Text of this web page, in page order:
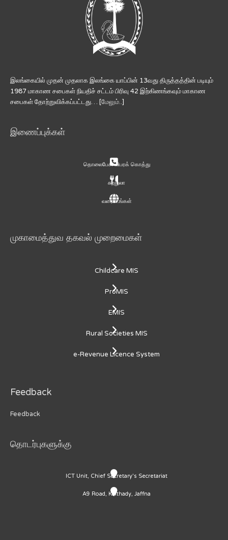
இலங்கையில் முதன் முதலாக இலங்கை யாப்பின் 13வது திருத்தத்தின் படியும்
1987 மாகாண சபைகள் நியதிச் சட்டம் பிரிவு 42 இற்கிணங்கவும் மாகாண
சபைகள் தோற்றுவிக்கப்பட்டது… [மேலும்..]
இணைப்புக்கள்
தொலைபேசி விபரக் கொத்து
சுற்றுலா
வரைபடங்கள்
முகாமைத்துவ தகவல் முறைமைகள்
Childcare MIS
ProMIS
EMIS
Rural Societies MIS
e-Revenue Licence System
Feedback
Feedback
தொடர்புகளுக்கு
ICT Unit, Chief Secretary's Secretariat
A9 Road, Kaithady, Jaffna